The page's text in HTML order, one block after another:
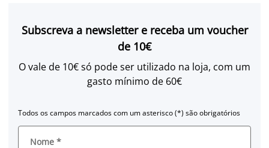
Subscreva a newsletter e receba um voucher
de 10€
O vale de 10€ só pode ser utilizado na loja, com um
gasto mínimo de 60€
Todos os campos marcados com um asterisco (*) são obrigatórios
Nome *